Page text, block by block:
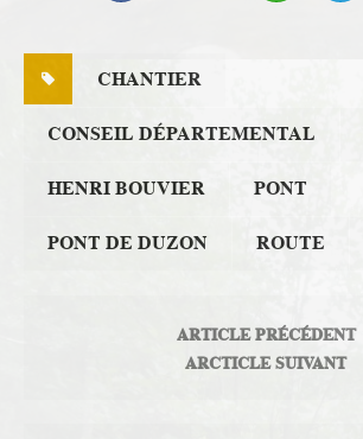
CHANTIER
CONSEIL DÉPARTEMENTAL
HENRI BOUVIER PONT
PONT DE DUZON ROUTE
ARTICLE PRÉCÉDENT
ARCTICLE SUIVANT